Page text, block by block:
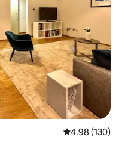
5 पैकी 4.98
4.98 (130)